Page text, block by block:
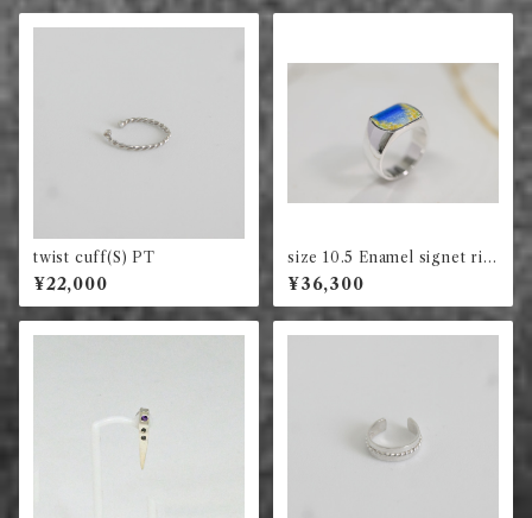
twist cuff(S) PT
¥22,000
size 10.5 Enamel signet rin
g long square (銀杏並木)
¥36,300